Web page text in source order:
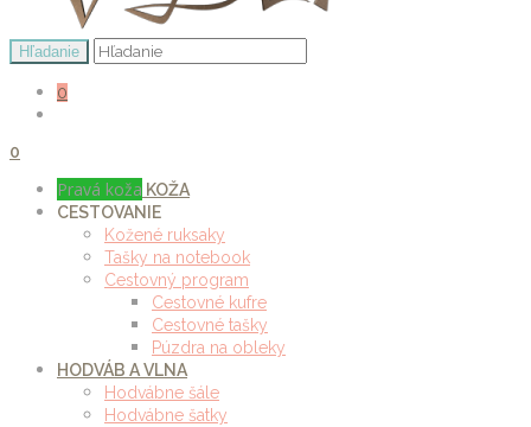
0
0
Pravá koža KOŽA
CESTOVANIE
Kožené ruksaky
Tašky na notebook
Cestovný program
Cestovné kufre
Cestovné tašky
Púzdra na obleky
HODVÁB A VLNA
Hodvábne šále
Hodvábne šatky